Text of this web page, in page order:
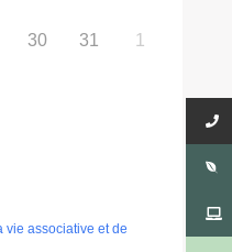
30 31 1
vie associative et de